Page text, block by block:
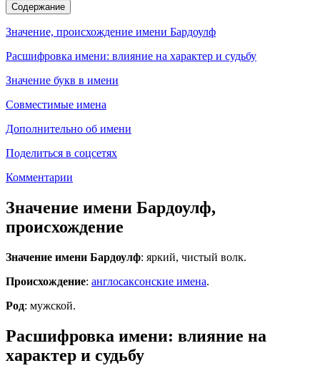
Содержание
Значение, происхождение имени Бардоулф
Расшифровка имени: влияние на характер и судьбу
Значение букв в имени
Совместимые имена
Дополнительно об имени
Поделиться в соцсетях
Комментарии
Значение имени Бардоулф,
происхождение
Значение имени Бардоулф: яркий, чистый волк.
Происхождение: англосаксонские имена.
Род: мужской.
Расшифровка имени: влияние на
характер и судьбу